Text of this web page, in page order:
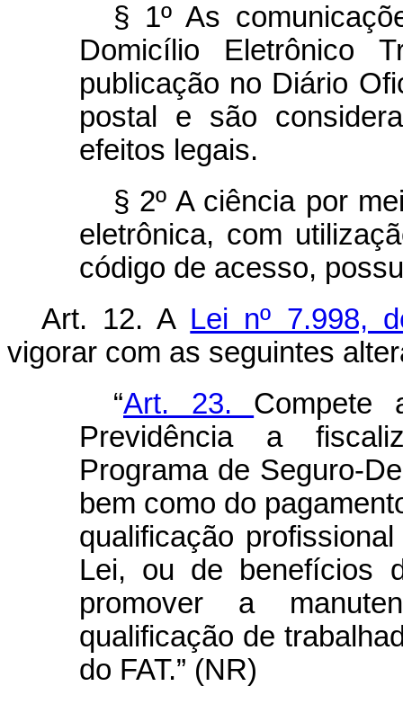
§ 1º As
Domicílio Eletrônico
publicação no Diário
postal e são
efeitos legais.
§ 2º A ciência por
eletrônica, com
código de acesso,
Art. 12. A Lei nº 7.998,
vigorar com as seguintes
“Art. 23. Compete
Previdência a
Programa de Seguro-
bem como do
qualificação
Lei, ou de benefícios
promover a
qualificação de
do FAT.” (NR)